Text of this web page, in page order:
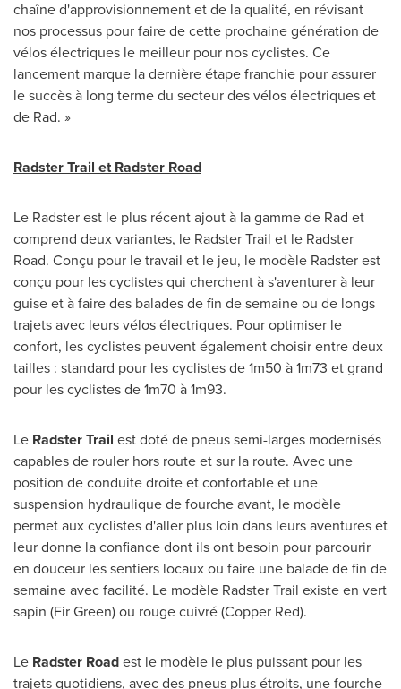
chaîne d'approvisionnement et de la qualité, en révisant
nos processus pour faire de cette prochaine génération de
vélos électriques le meilleur pour nos cyclistes. Ce
lancement marque la dernière étape franchie pour assurer
le succès à long terme du secteur des vélos électriques et
de Rad. »
Radster Trail et Radster Road
Le Radster est le plus récent ajout à la gamme de Rad et
comprend deux variantes, le Radster Trail et le Radster
Road. Conçu pour le travail et le jeu, le modèle Radster est
conçu pour les cyclistes qui cherchent à s'aventurer à leur
guise et à faire des balades de fin de semaine ou de longs
trajets avec leurs vélos électriques. Pour optimiser le
confort, les cyclistes peuvent également choisir entre deux
tailles : standard pour les cyclistes de 1m50 à 1m73 et grand
pour les cyclistes de 1m70 à 1m93.
Le Radster Trail est doté de pneus semi-larges modernisés
capables de rouler hors route et sur la route. Avec une
position de conduite droite et confortable et une
suspension hydraulique de fourche avant, le modèle
permet aux cyclistes d'aller plus loin dans leurs aventures et
leur donne la confiance dont ils ont besoin pour parcourir
en douceur les sentiers locaux ou faire une balade de fin de
semaine avec facilité. Le modèle Radster Trail existe en vert
sapin (Fir Green) ou rouge cuivré (Copper Red).
Le Radster Roadest le modèle le plus puissant pour les
trajets quotidiens, avec des pneus plus étroits, une fourche